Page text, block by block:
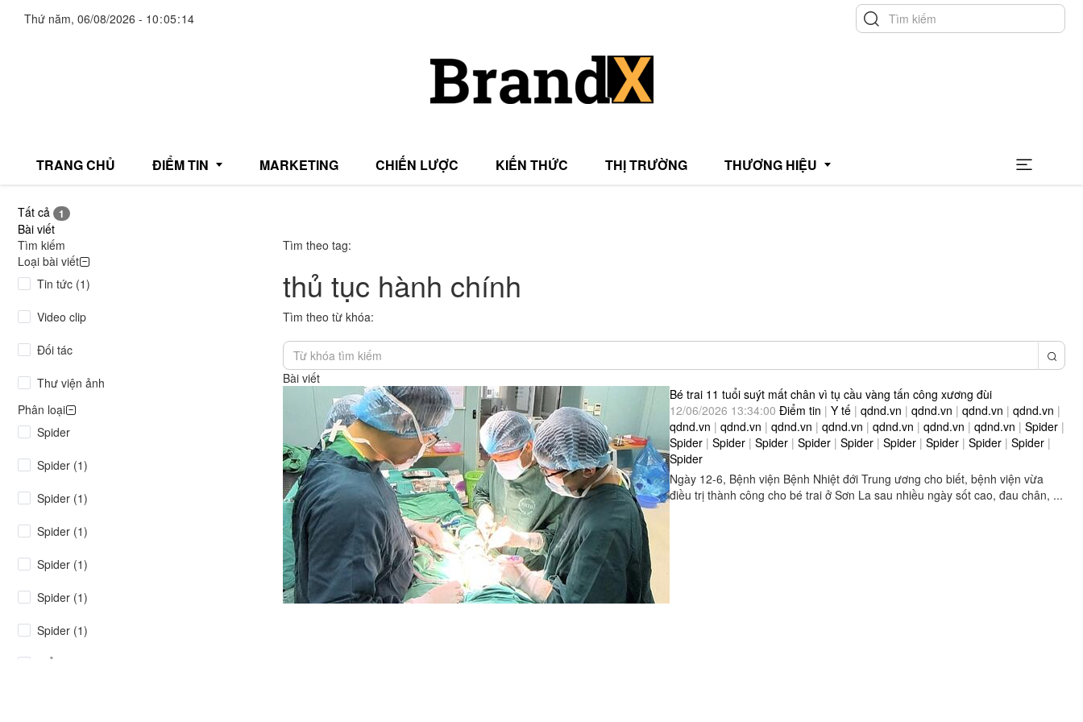
Thứ năm, 06/08/2026 - 10:05:15
TRANG CHỦ ĐIỂM TIN MARKETING CHIẾN LƯỢC KIẾN THỨC THỊ TRƯỜNG THƯƠNG HIỆU
Tất cả 1
Bài viết
Tìm kiếm
Loại bài viết
Tin tức (1)
Video clip
Đối tác
Thư viện ảnh
Phân loại
Spider
Spider (1)
Spider (1)
Spider (1)
Spider (1)
Spider (1)
Spider (1)
Điểm tin (1)
Tìm theo tag:
thủ tục hành chính
Tìm theo từ khóa:
Bài viết
Bé trai 11 tuổi suýt mất chân vì tụ cầu vàng tấn công xương đùi
12/06/2026 13:34:00 Điểm tin | Y tế | qdnd.vn | qdnd.vn | qdnd.vn | qdnd.vn |
qdnd.vn | qdnd.vn | qdnd.vn | qdnd.vn | qdnd.vn | qdnd.vn | qdnd.vn | Spider |
Spider | Spider | Spider | Spider | Spider | Spider | Spider | Spider | Spider |
Spider
Ngày 12-6, Bệnh viện Bệnh Nhiệt đới Trung ương cho biết, bệnh viện vừa
điều trị thành công cho bé trai ở Sơn La sau nhiều ngày sốt cao, đau chân, ...